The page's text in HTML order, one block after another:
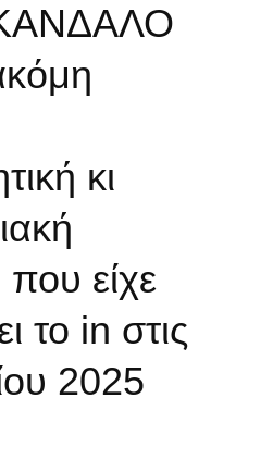
κι
που είχε
το in στις
2025